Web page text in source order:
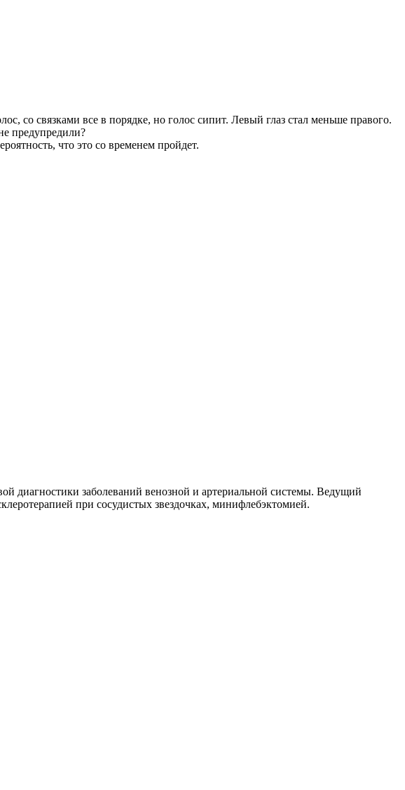
со связками все в порядке, но голос сипит. Левый глаз стал меньше правого.
предупредили?
что это со временем пройдет.
диагностики заболеваний венозной и артериальной системы. Ведущий
при сосудистых звездочках, минифлебэктомией.